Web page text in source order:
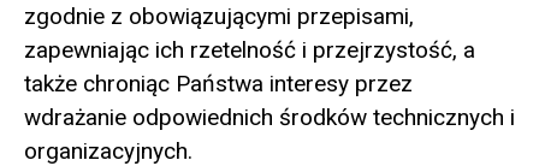
zgodnie z obowiązującymi przepisami,
zapewniając ich rzetelność i przejrzystość, a
także chroniąc Państwa interesy przez
wdrażanie odpowiednich środków technicznych i
organizacyjnych.